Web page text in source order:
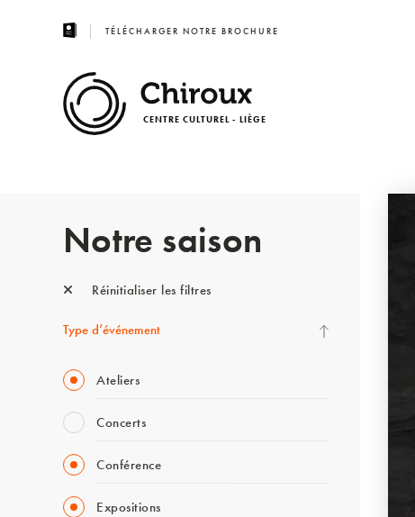
TÉLÉCHARGER NOTRE BROCHURE
CENTRE CULTUREL - LIÈGE
Notre saison
Réinitialiser les filtres
Type d’événement
Ateliers
Concerts
Conférence
Expositions